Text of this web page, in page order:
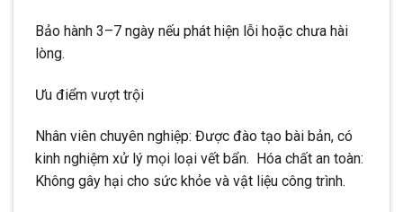
Bảo hành 3–7 ngày nếu phát hiện lỗi hoặc chưa hài
lòng.
Ưu điểm vượt trội
Nhân viên chuyên nghiệp: Được đào tạo bài bản, có
kinh nghiệm xử lý mọi loại vết bẩn. Hóa chất an toàn:
Không gây hại cho sức khỏe và vật liệu công trình.